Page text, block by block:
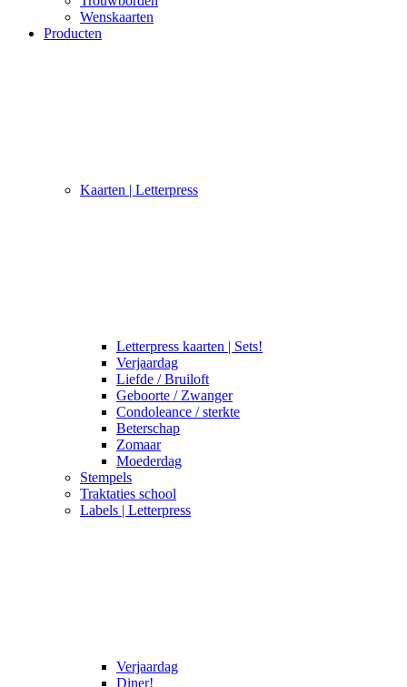
Wenskaarten
Producten
Kaarten | Letterpress
Letterpress kaarten | Sets!
Verjaardag
Liefde / Bruiloft
Geboorte / Zwanger
Condoleance / sterkte
Beterschap
Zomaar
Moederdag
Stempels
Traktaties school
Labels | Letterpress
Verjaardag
Diner!